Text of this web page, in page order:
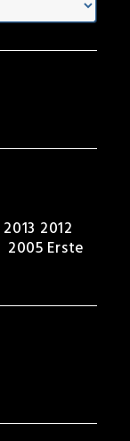
2013 2012
2005 Erste